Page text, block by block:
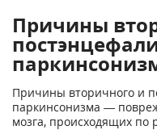
Причины
Причины вторичного и
паркинсонизма —
мозга, происходящих